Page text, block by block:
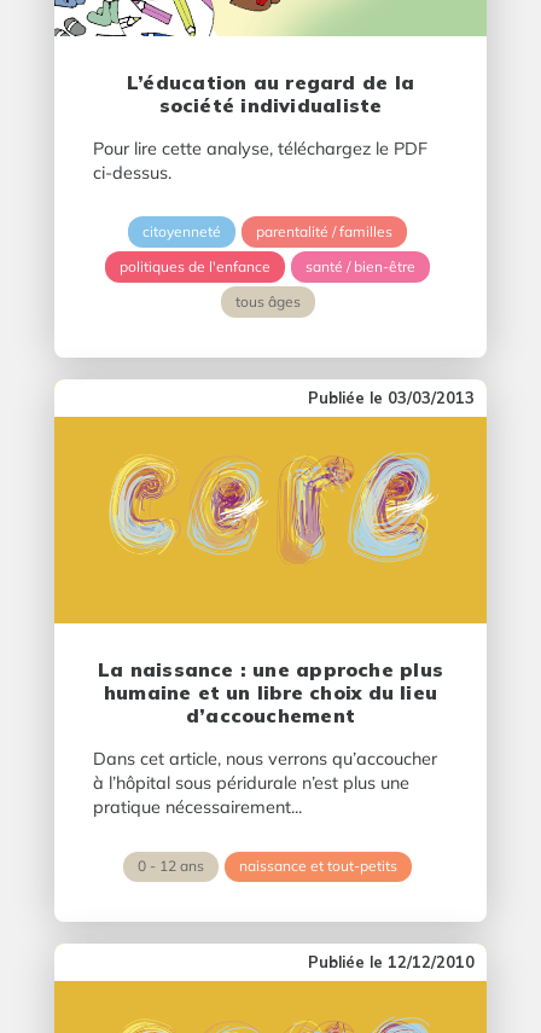
L’éducation au regard de la
société individualiste
Pour lire cette analyse, téléchargez le PDF
ci-dessus.
citoyenneté
parentalité / familles
politiques de l'enfance
santé / bien-être
tous âges
03/03/2013
La naissance : une approche plus
humaine et un libre choix du lieu
d’accouchement
Dans cet article, nous verrons qu’accoucher
à l’hôpital sous péridurale n’est plus une
pratique nécessairement...
0 - 12 ans naissance et tout-petits
12/12/2010